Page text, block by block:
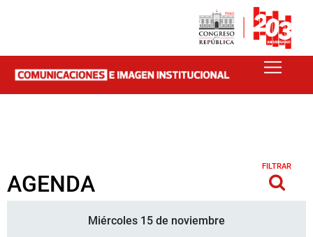
AGENDA
FILTRAR
Miércoles 15 de noviembre